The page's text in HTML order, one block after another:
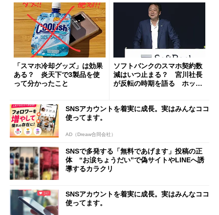
「スマホ冷却グッズ」は効果
ある？ 炎天下で3製品を使
って分かったこと
ソフトバンクのスマホ契約数
減はいつ止まる？ 宮川社長
が反転の時期を語る ホッピ
SNSアカウントを着実に成長。実はみんなココ
使ってます。
AD（Dreaw合同会社）
SNSで多発する「無料であげます」投稿の正
体 “お涙ちょうだい”で偽サイトやLINEへ誘
導するカラクリ
SNSアカウントを着実に成長。実はみんなココ
使ってます。